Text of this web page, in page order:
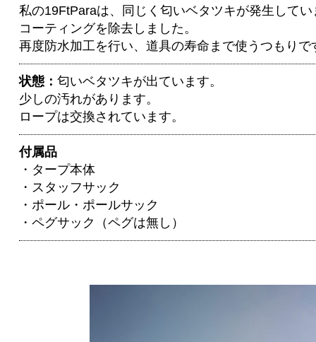
私の19FtParaは、同じく匂いベタツキが発生して
コーティングを除去しました。
再度防水加工を行い、道具の寿命まで使うつもりで
状態： 匂いベタツキが出ています。
少しの汚れがあります。
ロープは交換されています。
付属品
・タープ本体
・スタッフサック
・ポール・ポールサック
・ペグサック（ペグは無し）